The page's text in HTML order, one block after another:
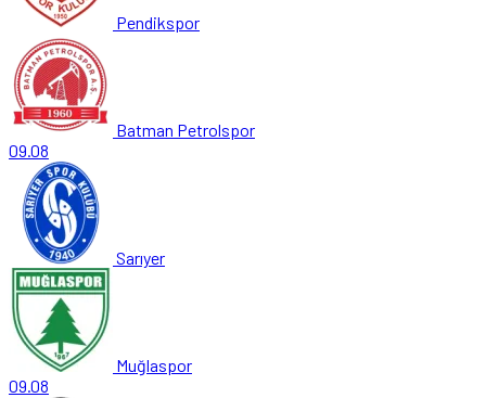
Pendikspor
Batman Petrolspor
09.08
Sarıyer
Muğlaspor
09.08